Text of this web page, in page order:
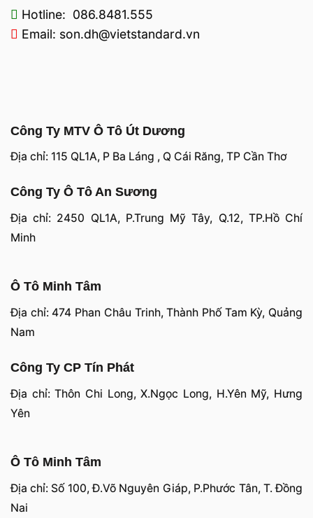
Hotline: 086.8481.555
Email: son.dh@vietstandard.vn
Công Ty MTV Ô Tô Út Dương
Địa chỉ: 115 QL1A, P Ba Láng , Q Cái Răng, TP Cần Thơ
Công Ty Ô Tô An Sương
Địa chỉ: 2450 QL1A, P.Trung Mỹ Tây, Q.12, TP.Hồ Chí
Minh
Ô Tô Minh Tâm
Địa chỉ: 474 Phan Châu Trinh, Thành Phố Tam Kỳ, Quảng
Nam
Công Ty CP Tín Phát
Địa chỉ: Thôn Chi Long, X.Ngọc Long, H.Yên Mỹ, Hưng
Yên
Ô Tô Minh Tâm
Địa chỉ: Số 100, Đ.Võ Nguyên Giáp, P.Phước Tân, T. Đồng
Nai